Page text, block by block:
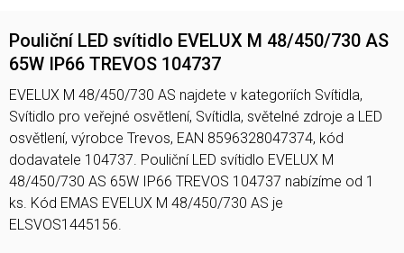
Pouliční LED svítidlo EVELUX M 48/450/730 AS
65W IP66 TREVOS 104737
EVELUX M 48/450/730 AS najdete v kategoriích Svítidla,
Svítidlo pro veřejné osvětlení, Svítidla, světelné zdroje a LED
osvětlení, výrobce Trevos, EAN 8596328047374, kód
dodavatele 104737. Pouliční LED svítidlo EVELUX M
48/450/730 AS 65W IP66 TREVOS 104737 nabízíme od 1
ks. Kód EMAS EVELUX M 48/450/730 AS je
ELSVOS1445156.